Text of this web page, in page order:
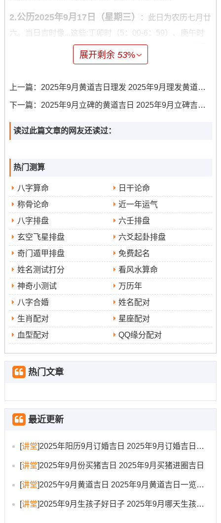
2.公历2025年9月17日（星期三）
：此日为农历七月廿
六。当日吉时像...这些:丁卯时（5：00-6：59）、庚午时
（11：00-12：59）、辛未时（13：00-14:59）。此日同
样宜于求子生子，百事吉利。
3.公历2025年9月29日（星期一）：此日为农历八月初
16:59）、丁酉时（17：00-18：59）。
4.公历2025年9月1日（星期一）
十。当日吉时重要是：丁巳时（9:00-10：59）、癸亥时
（21:00-22:59）。
注意事项同适用建议
选择吉日的前提是确保母婴健康与安全~要记得遵从专业医
生的医学建议同介绍、不可为了追求吉日而违背科学。除
了选择吉日吉时当日的吉方位也值得关注、母亲的生产方
位若能避开岁破、三煞等不利方位，面向吉方，被认为对
宝宝运势更有助益。
最佳的吉日是那个既符合传统吉祥寓意~又与家庭实际情况
完美契合的日子 -需综合考虑孕妇的身体状况、胎儿的发育
情况、医院的安排再加上家庭的准备情况。
例子研究
木。在选择吉日时便会优先考虑那些跟木属性相生相合的
日子！2025年9月22日（甲寅日）被部分资料提及为黄道
吉日，且其天干地支五行属木...
在这对于五行喜木的母亲与家庭而言,便是一个值得重点考
虑的日期。再结合当日的吉时（需进一步依据尤其指定吉
庭中该生肖的成员可稍作回避） -便可以发展成一个更为个
性化的择吉方法.
展开剩余53%
上一篇： 2025年9月黄道吉日理发 2025年9月理发黄道吉日
下一篇： 2025年9月立碑的黄道吉日 2025年9月立碑吉日查询表
读过此篇文章的网友还读过：
热门测算
八字算命
日干论命
称骨论命
近一年运气
八字排盘
六壬排盘
玄空飞星排盘
六爻起卦排盘
奇门遁甲排盘
免费起名
姓名测试打分
看风水算命
神奇小测试
万历年
八字合婚
姓名配对
生肖配对
星座配对
血型配对
QQ缘分配对
热门文章
最近更新
[讲堂]2025年阳历9月订婚吉日 2025年9月订婚吉日有哪几天
[讲堂]2025年9月份买猪吉日 2025年9月买猪进圈吉日
[讲堂]2025午9月黄道吉日 2025年9月黄道吉日一览表大全
[讲堂]2025年9月生孩子好日子 2025年9月哪天生孩子比较好